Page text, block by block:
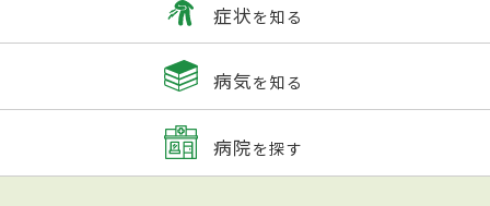
症状を知る
病気を知る
病院を探す